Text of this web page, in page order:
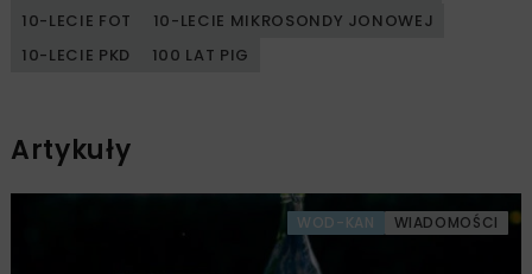
10-LECIE FOT
10-LECIE MIKROSONDY JONOWEJ
10-LECIE PKD
100 LAT PIG
Artykuły
WOD-KAN WIADOMOŚCI